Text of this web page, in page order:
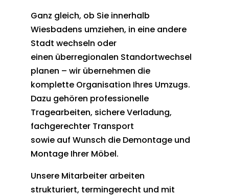
Ganz gleich, ob Sie innerhalb
Wiesbadens umziehen, in eine andere
Stadt wechseln oder
einen überregionalen Standortwechsel
planen – wir übernehmen die
komplette Organisation Ihres Umzugs.
Dazu gehören professionelle
Tragearbeiten, sichere Verladung,
fachgerechter Transport
sowie auf Wunsch die Demontage und
Montage Ihrer Möbel.
Unsere Mitarbeiter arbeiten
strukturiert, termingerecht und mit